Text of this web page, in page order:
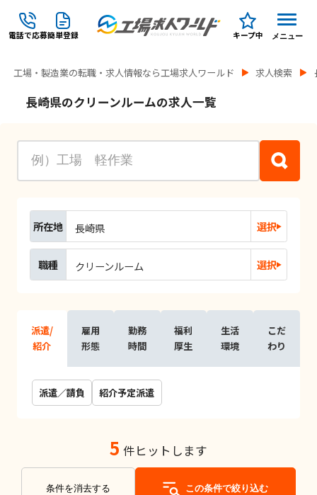
電話で応募簡単登録 キープ中 メニュー
工場・製造業の転職・求人情報なら工場求人ワールド 求人検索
長崎県のクリーンルームの求人一覧
所在地 長崎県 選択
職種 クリーンルーム 選択
派遣/
紹介
雇用
形態
勤務
時間
福利
厚生
生活
環境
こだ
わり
派遣／請負 紹介予定派遣
5 件ヒットします
条件を消去する この条件で絞り込む